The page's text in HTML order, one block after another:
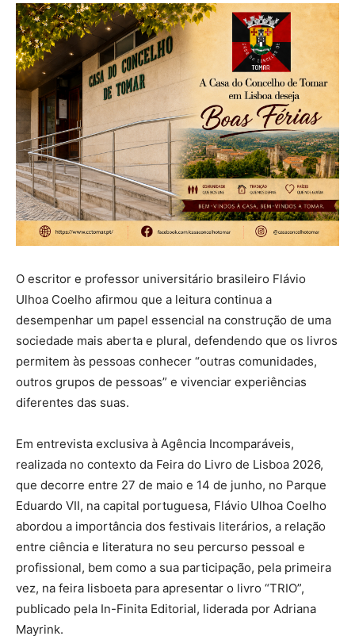
O escritor e professor universitário brasileiro Flávio
Ulhoa Coelho afirmou que a leitura continua a
desempenhar um papel essencial na construção de uma
sociedade mais aberta e plural, defendendo que os livros
permitem às pessoas conhecer “outras comunidades,
outros grupos de pessoas” e vivenciar experiências
diferentes das suas.
Em entrevista exclusiva à Agência Incomparáveis,
realizada no contexto da Feira do Livro de Lisboa 2026,
que decorre entre 27 de maio e 14 de junho, no Parque
Eduardo VII, na capital portuguesa, Flávio Ulhoa Coelho
abordou a importância dos festivais literários, a relação
entre ciência e literatura no seu percurso pessoal e
profissional, bem como a sua participação, pela primeira
vez, na feira lisboeta para apresentar o livro “TRIO”,
publicado pela In-Finita Editorial, liderada por Adriana
Mayrink.